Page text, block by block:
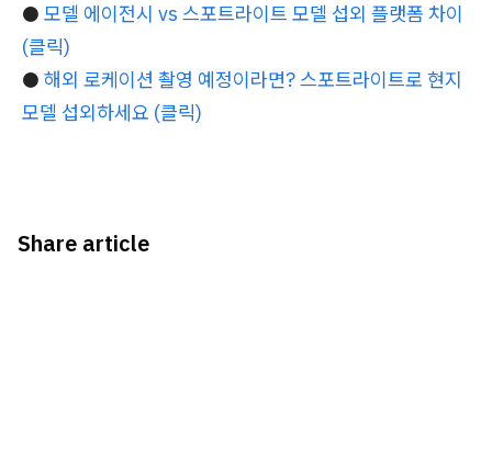
● 모델 에이전시 vs 스포트라이트 모델 섭외 플랫폼 차이
(클릭)
● 해외 로케이션 촬영 예정이라면? 스포트라이트로 현지
모델 섭외하세요 (클릭)
Share article